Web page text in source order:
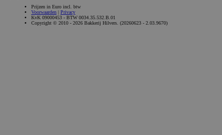
Prijzen in Euro incl. btw
Voorwaarden | Privacy
KvK 09000453 - BTW 0034.35.532.B.01
Copyright © 2010 - 2026 Bakkerij Hilvers. (20260623 - 2.03.9670)